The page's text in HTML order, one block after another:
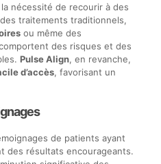
nécessité de recourir à des
traitements traditionnels,
ou même des
des risques et des
Pulse Align, en revanche,
d’accès, favorisant un
de patients ayant
des résultats encourageants.